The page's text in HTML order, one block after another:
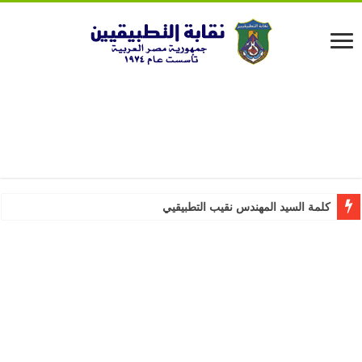
كلمة السيد المهندس نقيب التطبيقيين بمناسبة عيد ال